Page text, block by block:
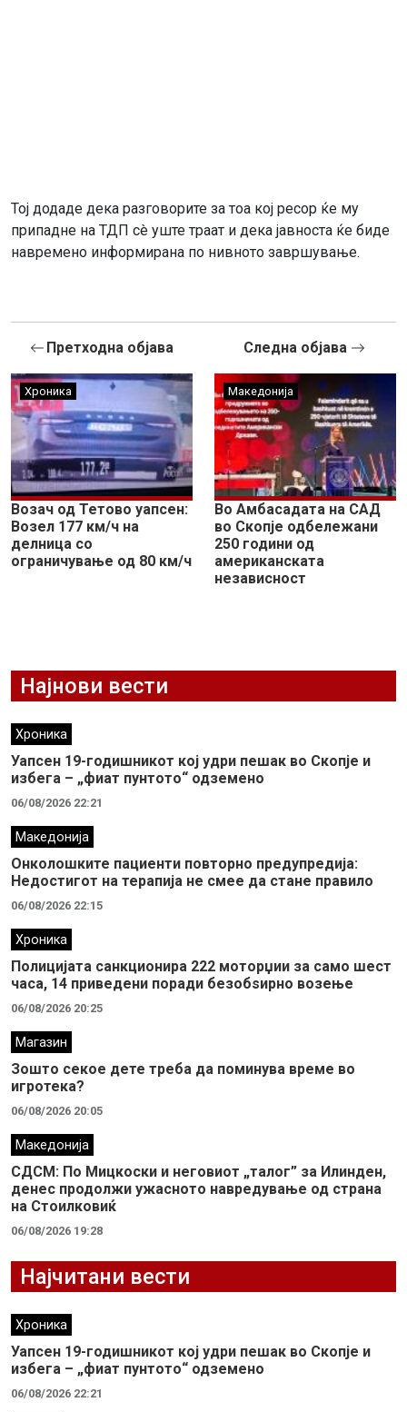
Тој додаде дека разговорите за тоа кој ресор ќе му
припадне на ТДП сè уште траат и дека јавноста ќе биде
навремено информирана по нивното завршување.
Претходна објава
Хроника
Возач од Тетово уапсен:
Возел 177 км/ч на
делница со
ограничување од 80 км/ч
Следна објава
Македонија
Во Амбасадата на САД
во Скопје одбележани
250 години од
американската
независност
Најнови вести
Хроника
Уапсен 19-годишникот кој удри пешак во Скопје и
избега – „фиат пунтото“ одземено
06/08/2026 22:21
Македонија
Онколошките пациенти повторно предупредија:
Недостигот на терапија не смее да стане правило
06/08/2026 22:15
Хроника
Полицијата санкционира 222 моторџии за само шест
часа, 14 приведени поради безобѕирно возење
06/08/2026 20:25
Магазин
Зошто секое дете треба да поминува време во
игротека?
06/08/2026 20:05
Македонија
СДСМ: По Мицкоски и неговиот „талог” за Илинден,
денес продолжи ужасното навредување од страна
на Стоилковиќ
06/08/2026 19:28
Најчитани вести
Хроника
Уапсен 19-годишникот кој удри пешак во Скопје и
избега – „фиат пунтото“ одземено
06/08/2026 22:21